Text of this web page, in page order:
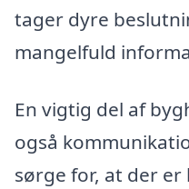
tager dyre
mangelfuld
En vigtig del af
også
sørge for, at der